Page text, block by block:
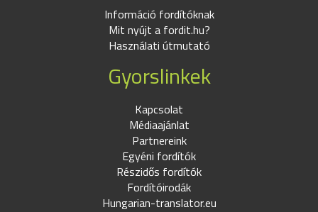
Információ fordítóknak
Mit nyújt a fordit.hu?
Használati útmutató
Gyorslinkek
Kapcsolat
Médiaajánlat
Partnereink
Egyéni fordítók
Részidős fordítók
Fordítóirodák
Hungarian-translator.eu